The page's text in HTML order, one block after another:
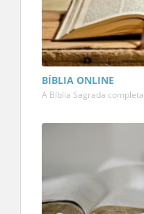
BÍBLIA ONLINE
A Bíblia Sagrada completa